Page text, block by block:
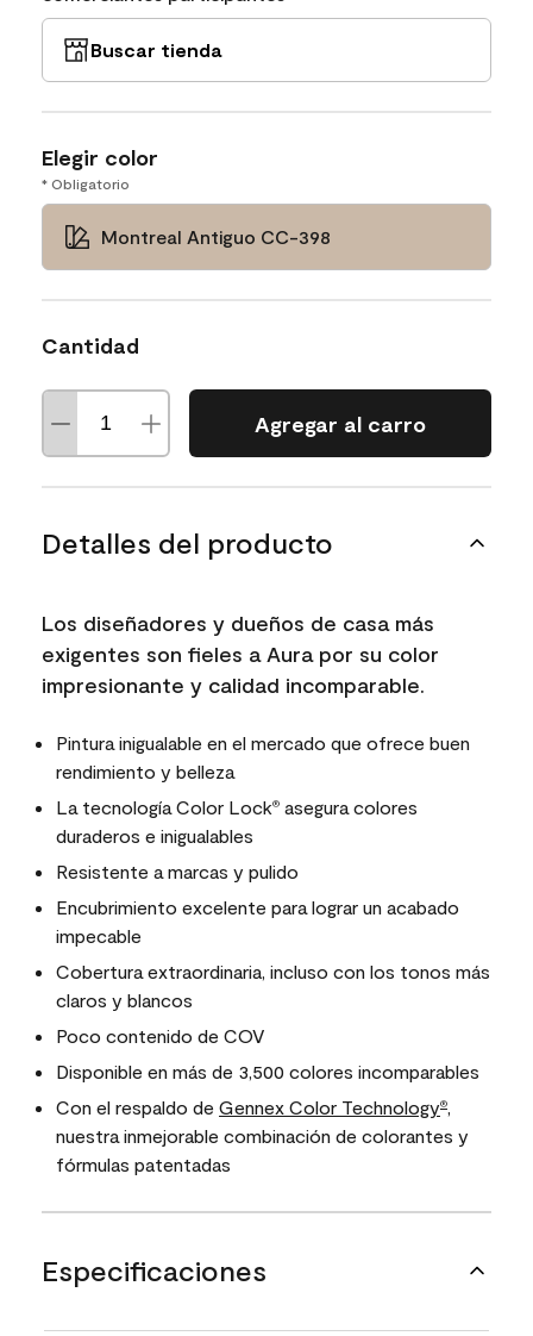
Buscar tienda
Elegir color
* Obligatorio
Montreal Antiguo CC-398
Cantidad
Agregar al carro
Detalles del producto
Los diseñadores y dueños de casa más
exigentes son fieles a Aura por su color
impresionante y calidad incomparable.
Pintura inigualable en el mercado que ofrece buen
rendimiento y belleza
La tecnología Color Lock® asegura colores
duraderos e inigualables
Resistente a marcas y pulido
Encubrimiento excelente para lograr un acabado
impecable
Cobertura extraordinaria, incluso con los tonos más
claros y blancos
Poco contenido de COV
Disponible en más de 3,500 colores incomparables
Con el respaldo de Gennex Color Technology®,
nuestra inmejorable combinación de colorantes y
fórmulas patentadas
Especificaciones